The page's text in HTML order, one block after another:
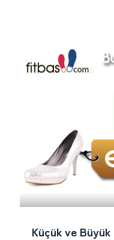
Küçük ve